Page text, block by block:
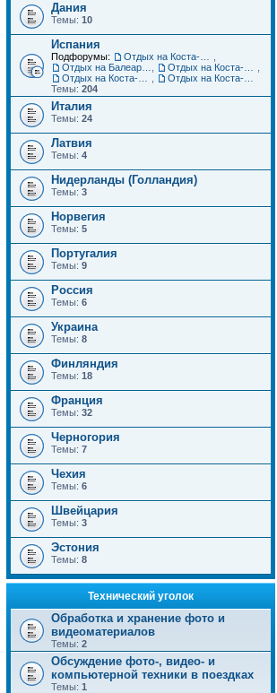
Дания
Темы: 10
Испания
Подфорумы:
Темы: 204
Италия
Темы: 24
Латвия
Темы: 4
Нидерланды (Голландия)
Темы: 3
Норвегия
Темы: 5
Португалия
Темы: 9
Россия
Темы: 6
Украина
Темы: 8
Финляндия
Темы: 18
Франция
Темы: 32
Черногория
Темы: 7
Чехия
Темы: 6
Швейцария
Темы: 3
Эстония
Темы: 8
Технический уголок
Обработка и хранение фото и
видеоматериалов
Темы: 2
Обсуждение фото-, видео- и
компьютерной техники в поездках
Темы: 1